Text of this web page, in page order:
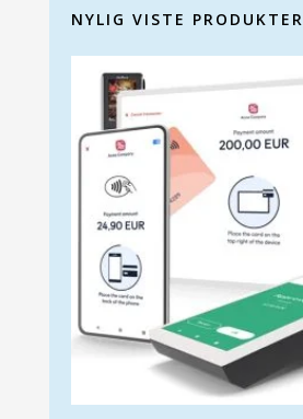
NYLIG VISTE PRODUKTER